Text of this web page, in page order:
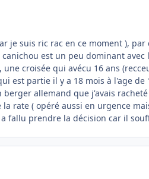
je suis ric rac en ce moment ),
est un peu dominant avec
une croisée qui avécu 16 ans
est partie il y a 18 mois à l'age
berger allemand que j'avais
rate ( opéré aussi en urgence
fallu prendre la décision car il